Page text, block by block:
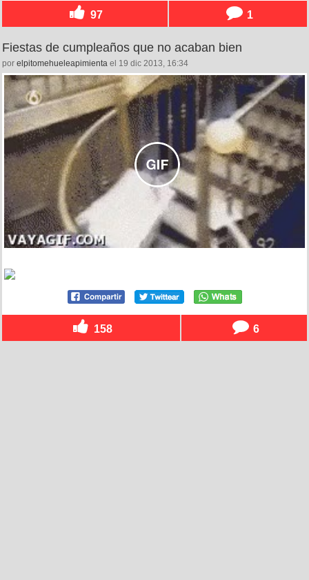
97 1
Fiestas de cumpleaños que no acaban bien
por elpitomehueleapimienta el 19 dic 2013, 16:34
158 6